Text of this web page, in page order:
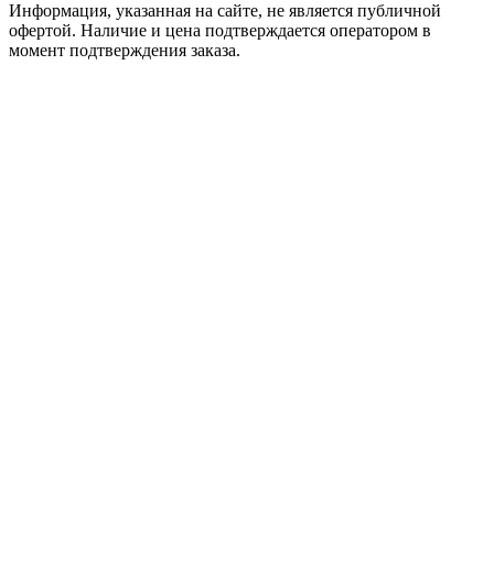
Информация, указанная на сайте, не является публичной
офертой. Наличие и цена подтверждается оператором в
момент подтверждения заказа.